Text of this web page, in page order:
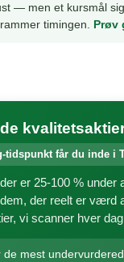
— men et kursmål
timingen. Prøv
får du inde i
er 25-100 %
der reelt er værd
vi scanner hver
mest